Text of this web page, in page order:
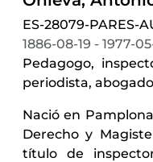
ES-28079-PARES-
1886-08-19 - 1977-
Pedagogo,
periodista,
Nació en
Derecho y
título de